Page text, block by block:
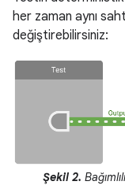
her zaman aynı
değiştirebilirsiniz:
Şekil 2.